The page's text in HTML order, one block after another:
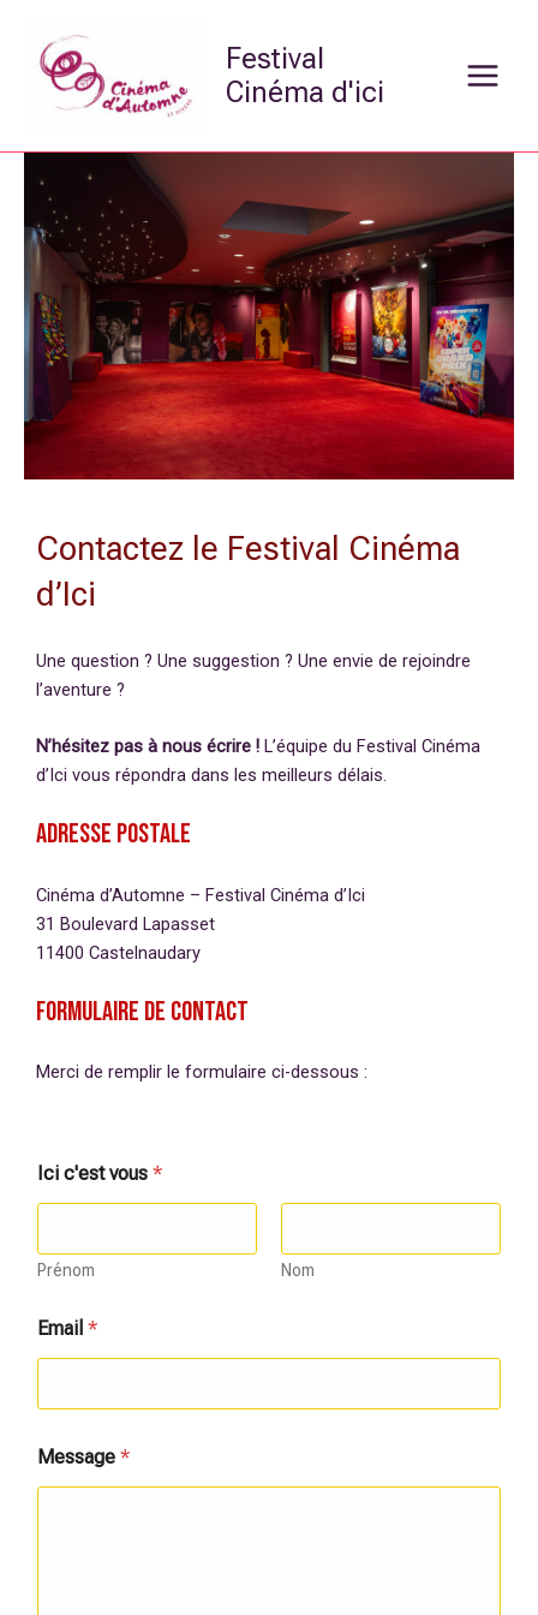
contenu
Festival
Cinéma d'ici
Menu
Contactez le Festival Cinéma
d’Ici
Une question ? Une suggestion ? Une envie de rejoindre
l’aventure ?
N’hésitez pas à nous écrire ! L’équipe du Festival Cinéma
d’Ici vous répondra dans les meilleurs délais.
Adresse postale
Cinéma d’Automne – Festival Cinéma d’Ici
31 Boulevard Lapasset
11400 Castelnaudary
Formulaire de contact
Merci de remplir le formulaire ci-dessous :
Ici c'est vous *
Prénom Nom
Email *
m
a
Message *